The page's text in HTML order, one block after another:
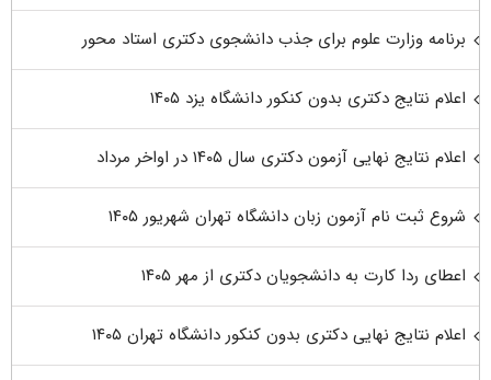
برنامه وزارت علوم برای جذب دانشجوی دکتری استاد محور
اعلام نتایج دکتری بدون کنکور دانشگاه یزد ۱۴۰۵
اعلام نتایج نهایی آزمون دکتری سال ۱۴۰۵ در اواخر مرداد
شروع ثبت نام آزمون زبان دانشگاه تهران شهریور ۱۴۰۵
اعطای ردا کارت به دانشجویان دکتری از مهر ۱۴۰۵
اعلام نتایج نهایی دکتری بدون کنکور دانشگاه تهران ۱۴۰۵